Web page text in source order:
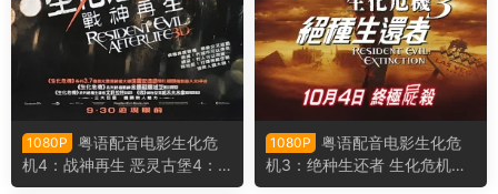
1080P
粤语配音电影生化危
机4：战神再生 恶灵古堡4：
阴阳界 Resident Evil: Afterlife
1080P
粤语配音电影生化危
机3：绝种生还者 生化危机
3：灭绝 恶灵古堡3：大灭绝 R